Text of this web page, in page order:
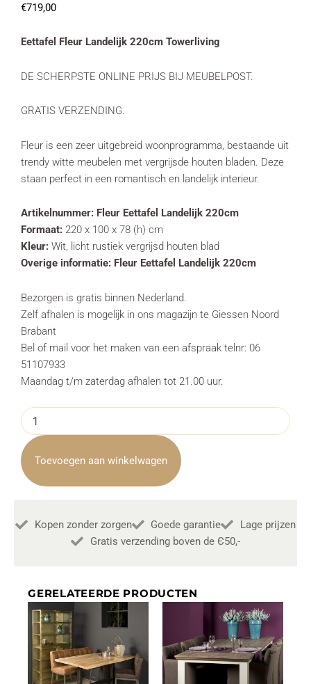
€719,00
Eettafel Fleur Landelijk 220cm Towerliving
DE SCHERPSTE ONLINE PRIJS BIJ MEUBELPOST.
GRATIS VERZENDING.
Fleur is een zeer uitgebreid woonprogramma, bestaande uit
trendy witte meubelen met vergrijsde houten bladen. Deze
staan perfect in een romantisch en landelijk interieur.
Artikelnummer: Fleur Eettafel Landelijk 220cm
Formaat: 220 x 100 x 78 (h) cm
Kleur: Wit, licht rustiek vergrijsd houten blad
Overige informatie: Fleur Eettafel Landelijk 220cm
Bezorgen is gratis binnen Nederland.
Zelf afhalen is mogelijk in ons magazijn te Giessen Noord
Brabant
Bel of mail voor het maken van een afspraak telnr: 06
51107933
Maandag t/m zaterdag afhalen tot 21.00 uur.
Eettafel
Fleur
Landelijk
220cm
Towerliving
aantal
Toevoegen aan winkelwagen
Kopen zonder zorgen Goede garantie
Lage prijzen
Gratis verzending boven de Є50,-
GERELATEERDE PRODUCTEN